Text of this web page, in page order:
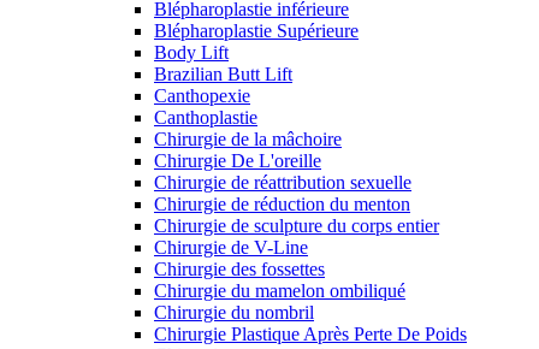
Blépharoplastie inférieure
Blépharoplastie Supérieure
Body Lift
Brazilian Butt Lift
Canthopexie
Canthoplastie
Chirurgie de la mâchoire
Chirurgie De L'oreille
Chirurgie de réattribution sexuelle
Chirurgie de réduction du menton
Chirurgie de sculpture du corps entier
Chirurgie de V-Line
Chirurgie des fossettes
Chirurgie du mamelon ombiliqué
Chirurgie du nombril
Chirurgie Plastique Après Perte De Poids